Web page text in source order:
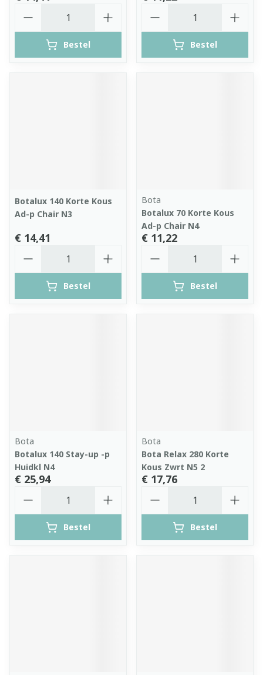
Bestel Bestel
Botalux 140 Korte Kous
Ad-p Chair N3
€ 14,41
Bestel
Bota
Botalux 70 Korte Kous
Ad-p Chair N4
€ 11,22
Bestel
Bota
Botalux 140 Stay-up -p
Huidkl N4
€ 25,94
Bestel
Bota
Bota Relax 280 Korte
Kous Zwrt N5 2
€ 17,76
Bestel